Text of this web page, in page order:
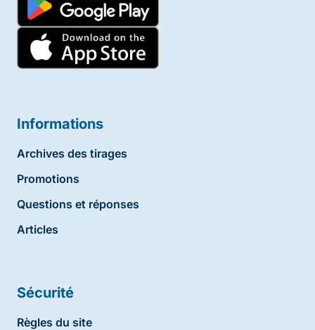
Informations
Archives des tirages
Promotions
Questions et réponses
Articles
Sécurité
Règles du site